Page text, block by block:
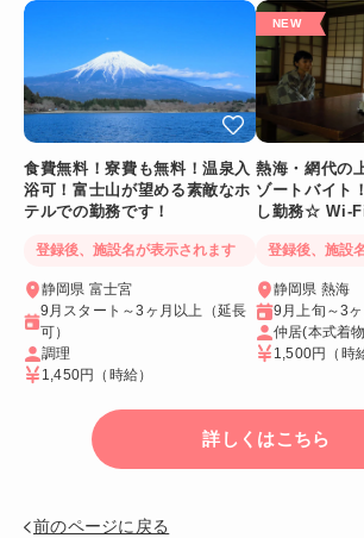
食費無料！寮費も無料！温泉入
浴可！富士山が望める素敵なホ
テルでの勤務です！
登録後、施設名が表示されます
静岡県 富士宮
9月スタート～3ヶ月以上（延長
可）
調理
1,450円
（時給）
熱海・網代の
ゾートバイト
し勤務☆ Wi-
登録後、施設
静岡県 熱海
9月上旬～3ヶ
仲居(本式着
1,500円
（時
詳しくはこちら
前のページに戻る